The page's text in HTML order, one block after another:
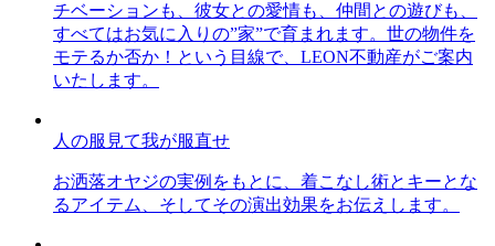
チベーションも、彼女との愛情も、仲間との遊びも、
すべてはお気に入りの”家”で育まれます。世の物件を
モテるか否か！という目線で、LEON不動産がご案内
いたします。
人の服見て我が服直せ
お洒落オヤジの実例をもとに、着こなし術とキーとな
るアイテム、そしてその演出効果をお伝えします。